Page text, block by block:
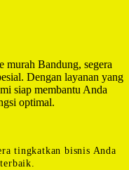
murah Bandung, segera
Dengan layanan yang
siap membantu Anda
optimal.
tingkatkan bisnis Anda